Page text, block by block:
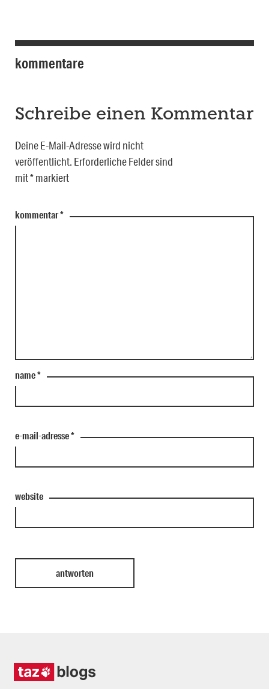
kommentare
Schreibe einen Kommentar
Deine E-Mail-Adresse wird nicht
veröffentlicht. Erforderliche Felder sind
mit*markiert
kommentar*
name*
e-mail-adresse*
website